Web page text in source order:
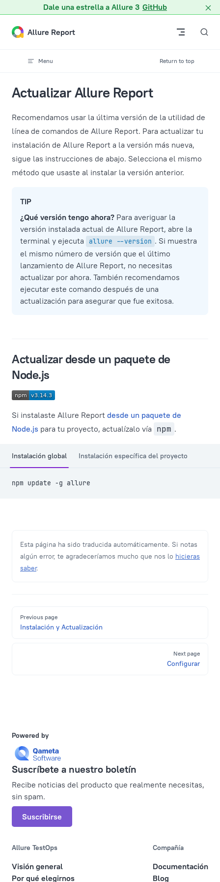
Dale una estrella a Allure 3 GitHub
Skip to content
Allure Report
Menu Return to top
Actualizar Allure Report
Recomendamos usar la última versión de la utilidad de
línea de comandos de Allure Report. Para actualizar tu
instalación de Allure Report a la versión más nueva,
sigue las instrucciones de abajo. Selecciona el mismo
método que usaste al instalar la versión anterior.
TIP
¿Qué versión tengo ahora? Para averiguar la
versión instalada actual de Allure Report, abre la
terminal y ejecuta
allure --version . Si muestra
el mismo número de versión que el último
lanzamiento de Allure Report, no necesitas
actualizar por ahora. También recomendamos
ejecutar este comando después de una
actualización para asegurar que fue exitosa.
Actualizar desde un paquete de
Node.js
Si instalaste Allure Report desde un paquete de
Node.js para tu proyecto, actualízalo vía npm .
Instalación global Instalación específica del proyecto
npm update -g allure
Esta página ha sido traducida automáticamente. Si notas
algún error, te agradeceríamos mucho que nos lo hicieras
saber.
Previous page
Instalación y Actualización
Next page
Configurar
Powered by
Suscríbete a nuestro boletín
Recibe noticias del producto que realmente necesitas,
sin spam.
Suscribirse
Allure TestOps
Visión general
Por qué elegirnos
Compañía
Documentación
Blog